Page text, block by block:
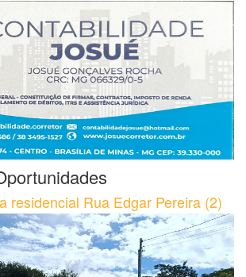
residencial Rua Edgar Pereira (2)